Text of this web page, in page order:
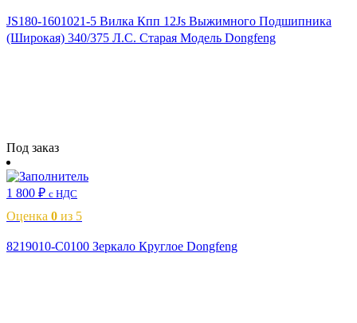
JS180-1601021-5 Вилка Кпп 12Js Выжимного Подшипника
(Широкая) 340/375 Л.С. Старая Модель Dongfeng
Под заказ
1 800 ₽ с НДС
Оценка 0 из 5
8219010-C0100 Зеркало Круглое Dongfeng